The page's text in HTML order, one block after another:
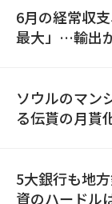
6月の経常収
最大」…輸出
ソウルのマン
る伝貰の月貰
5大銀行も地
資のハードル